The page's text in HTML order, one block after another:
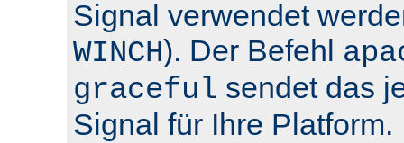
Signal verwendet
WINCH). Der Befehl
graceful sendet das
Signal für Ihre Platform.